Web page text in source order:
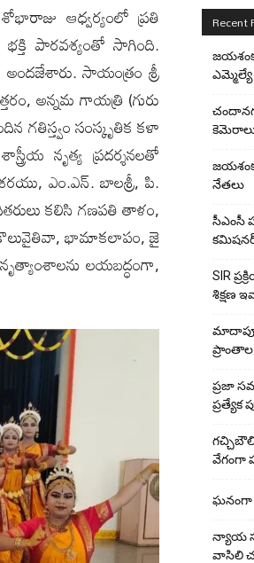
ఆధ్వర్యంలో ప్రతి
పారవశ్యంతో సాగింది.
సాయంత్రం శ్రీ
అన్నమ గాయత్రి (గురు
గ‌తిస్త్వం సంస్కృతిక కళా
నృత్య ప్రదర్శనలతో
ఎం.ఎన్. బాలశ్రీ, పి.
కలిసి గ‌ణపతి తాళం,
కొలువైతివా, భామాకలాపం, జై
లయబద్ధంగా,
Recent
నేతలు
సీఎంసీ
SIR
శిక్షణ
మాదాపూర్
ప్రజా
ప్రత్యేక
వేగంగా
ఘ‌నంగా
న్యాయ
వాసిలి